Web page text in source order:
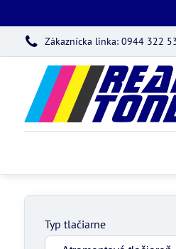
Zákaznícka linka: 0944 322
Typ tlačiarne